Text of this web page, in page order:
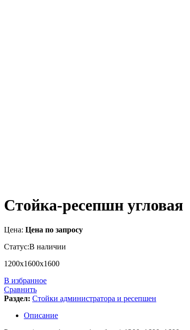
Стойка-ресепшн угловая
Цена: Цена по запросу
Статус:В наличии
1200х1600х1600
В избранное
Сравнить
Раздел: Стойки администратора и ресепшен
Описание